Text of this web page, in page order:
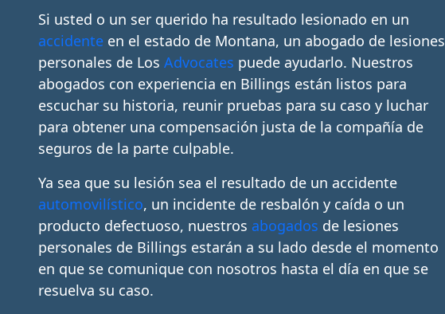
Si usted o un ser querido ha resultado lesionado en un
accidente en el estado de Montana, un abogado de lesiones
personales de Los Advocates puede ayudarlo. Nuestros
abogados con experiencia en Billings están listos para
escuchar su historia, reunir pruebas para su caso y luchar
para obtener una compensación justa de la compañía de
seguros de la parte culpable.
Ya sea que su lesión sea el resultado de un accidente
automovilístico, un incidente de resbalón y caída o un
producto defectuoso, nuestros abogados de lesiones
personales de Billings estarán a su lado desde el momento
en que se comunique con nosotros hasta el día en que se
resuelva su caso.